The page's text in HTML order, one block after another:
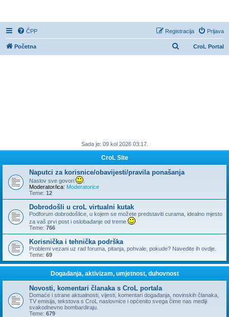
ČPP Prijava
Registracija
CroL Portal
Početna
Sada je: 09 kol 2026 03:17.
CroL Site
Naputci za korisnice/obavijesti/pravila ponašanja
Naslov sve govori
Moderator/ica: Moderatorice
Teme: 12
Dobrodošli u croL virtualni kutak
Podforum dobrodošlice, u kojem se možete predstaviti curama, idealno mjesto
za vaš prvi post i oslobađanje od treme
Teme: 766
Korisnička i tehnička podrška
Problemi vezani uz rad foruma, pitanja, pohvale, pokude? Navedite ih ovdje.
Teme: 69
Događanja, aktivizam, umjetnost, duhovnost
Novosti, komentari članaka s CroL portala
Domaće i strane aktualnosti, vijesti, komentari događanja, novinskih članaka,
TV emisija, tekstova s CroL naslovnice i općenito svega čime nas mediji
svakodnevno bombardiraju.
Teme: 679